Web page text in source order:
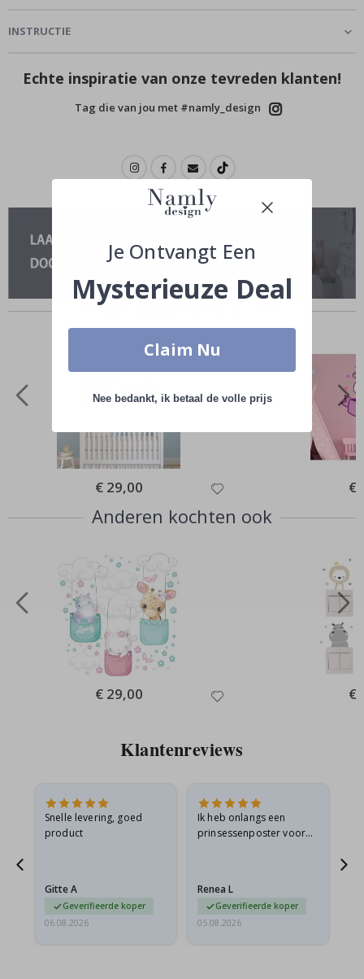
INSTRUCTIE
Echte inspiratie van onze tevreden klanten!
Tag die van jou met #namly_design
Vergelijkbare producten
Special
Price
€ 29,00 €
Anderen kochten ook
Special
Price
€ 29,00 €
Klantenreviews
Snelle levering, goed
product
Gitte A
Geverifieerde koper
06.08.2026
Ik heb onlangs een
prinsessenposter voor
licht…
Renea L
Geverifieerde koper
05.08.2026
Je Ontvangt Een
Mysterieuze Deal
Claim Nu
Nee bedankt, ik betaal de volle prijs